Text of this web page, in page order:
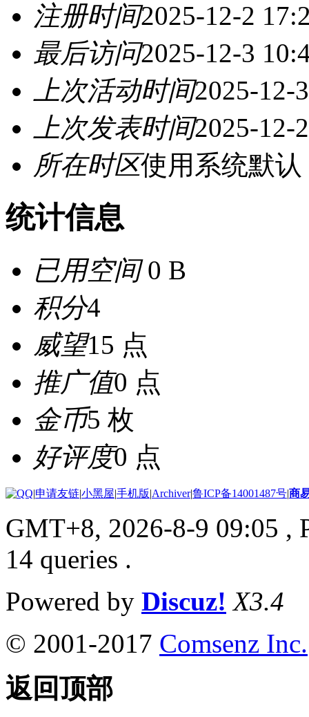
注册时间2025-12-2
最后访问2025-12-3
上次活动时间2025-12-
上次发表时间2025-12-
所在时区使用系统默认
统计信息
已用空间0 B
积分4
威望15 点
推广值0 点
金币5 枚
好评度0 点
|申请友链|小黑屋|手机版|Archiver|鲁ICP备14001487号|商
GMT+8, 2026-8-9 09:05 ,
14 queries .
Powered by Discuz! X3.4
© 2001-2017 Comsenz Inc.
返回顶部